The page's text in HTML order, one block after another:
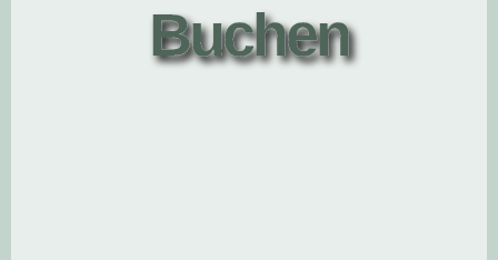
Buchen